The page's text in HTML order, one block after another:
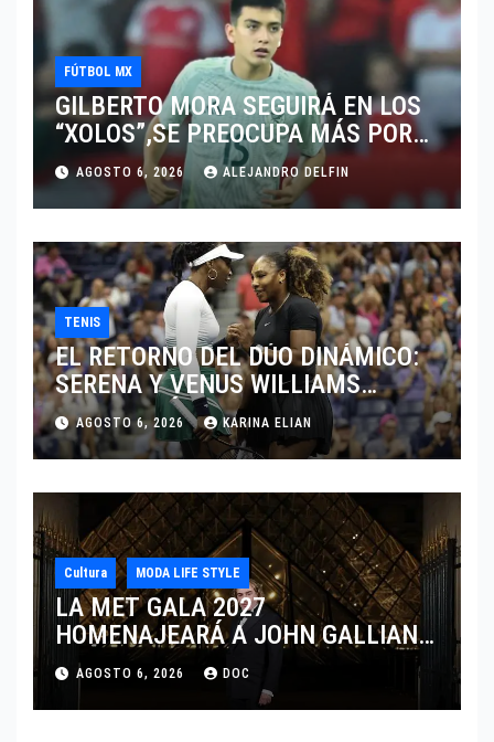
FÚTBOL MX
GILBERTO MORA SEGUIRÁ EN LOS
“XOLOS”,SE PREOCUPA MÁS POR
JUGAR EN SU EQUIPO.
AGOSTO 6, 2026 ALEJANDRO DELFIN
TENIS
EL RETORNO DEL DÚO DINÁMICO:
SERENA Y VENUS WILLIAMS
DISPUTARÁN LOS DOBLES EN
CINCINNATI 2026
AGOSTO 6, 2026 KARINA ELIAN
Cultura MODA LIFE STYLE
LA MET GALA 2027
HOMENAJEARÁ A JOHN GALLIANO
MARCANDO EL REGRESO DEL REY
DEL DRAMATISMO
AGOSTO 6, 2026 DOC